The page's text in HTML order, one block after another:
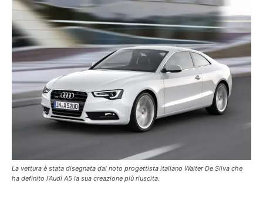
La vettura è stata disegnata dal noto progettista italiano Walter De Silva che
ha definito l’Audi A5 la sua creazione più riuscita.